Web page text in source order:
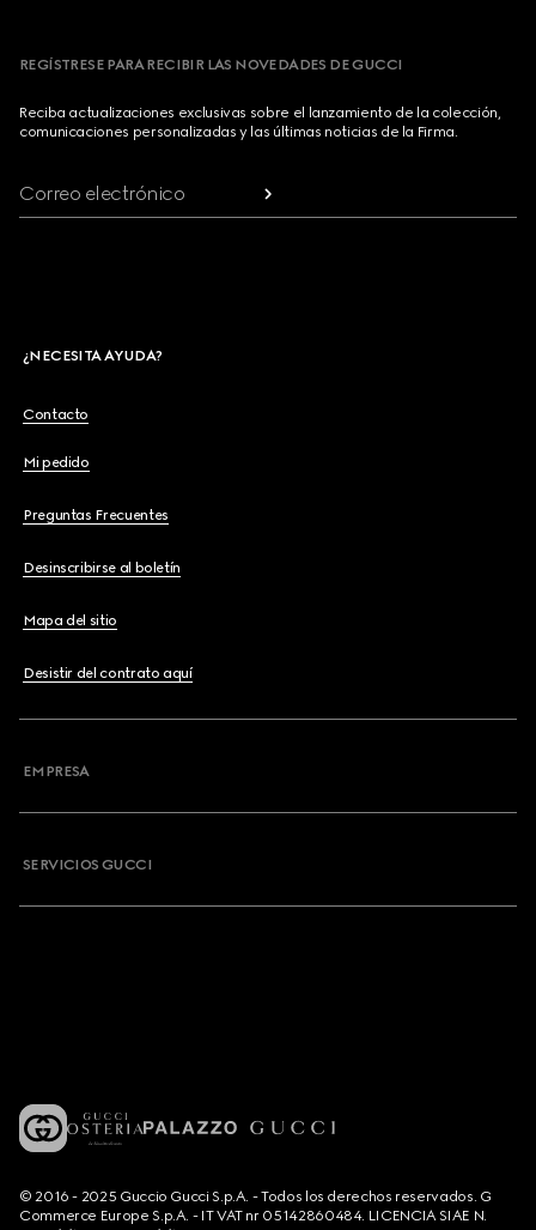
REGÍSTRESE PARA RECIBIR LAS NOVEDADES DE GUCCI
Reciba actualizaciones exclusivas sobre el lanzamiento de la colección,
comunicaciones personalizadas y las últimas noticias de la Firma.
Correo electrónico
¿NECESITA AYUDA?
Contacto
Mi pedido
Preguntas Frecuentes
Desinscribirse al boletín
Mapa del sitio
Desistir del contrato aquí
EMPRESA
SERVICIOS GUCCI
© 2016 - 2025 Guccio Gucci S.p.A. - Todos los derechos reservados. G
Commerce Europe S.p.A. - IT VAT nr 05142860484. LICENCIA SIAE N.